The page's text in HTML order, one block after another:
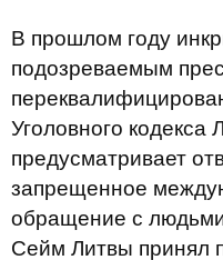
В прошлом году
подозреваемым
Уголовного кодекса
предусматривает
запрещенное
обращение с
Сейм Литвы принял